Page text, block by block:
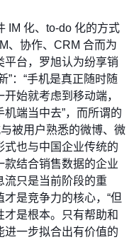
IM 化、to-do 化的方式
、协作、CRM 合而为
台，罗旭认为纷享销
”：“手机是真正随时随
始就考虑到移动端，
端当中去”，而所谓的
被用户熟悉的微博、微
也与中国企业传统的
款结合销售数据的企业
流只是当前阶段的重
是竞争力的核心，“但
是根本。只有帮助和
进一步拟合出有价值的